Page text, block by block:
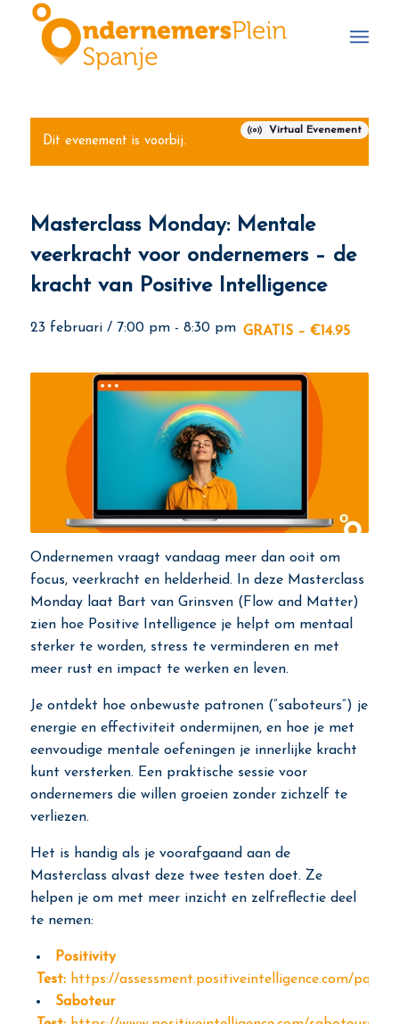
Virtual Evenement
Dit evenement is voorbij.
Masterclass Monday: Mentale
veerkracht voor ondernemers – de
kracht van Positive Intelligence
23 februari / 7:00 pm- 8:30 pm GRATIS – €14.95
Ondernemen vraagt vandaag meer dan ooit om
focus, veerkracht en helderheid. In deze Masterclass
Monday laat Bart van Grinsven (Flow and Matter)
zien hoe Positive Intelligence je helpt om mentaal
sterker te worden, stress te verminderen en met
meer rust en impact te werken en leven.
Je ontdekt hoe onbewuste patronen (“saboteurs”) je
energie en effectiviteit ondermijnen, en hoe je met
eenvoudige mentale oefeningen je innerlijke kracht
kunt versterken. Een praktische sessie voor
ondernemers die willen groeien zonder zichzelf te
verliezen.
Het is handig als je voorafgaand aan de
Masterclass alvast deze twee testen doet. Ze
helpen je om met meer inzicht en zelfreflectie deel
te nemen:
Positivity
Test: https://assessment.positiveintelligence.com/pq/
Saboteur